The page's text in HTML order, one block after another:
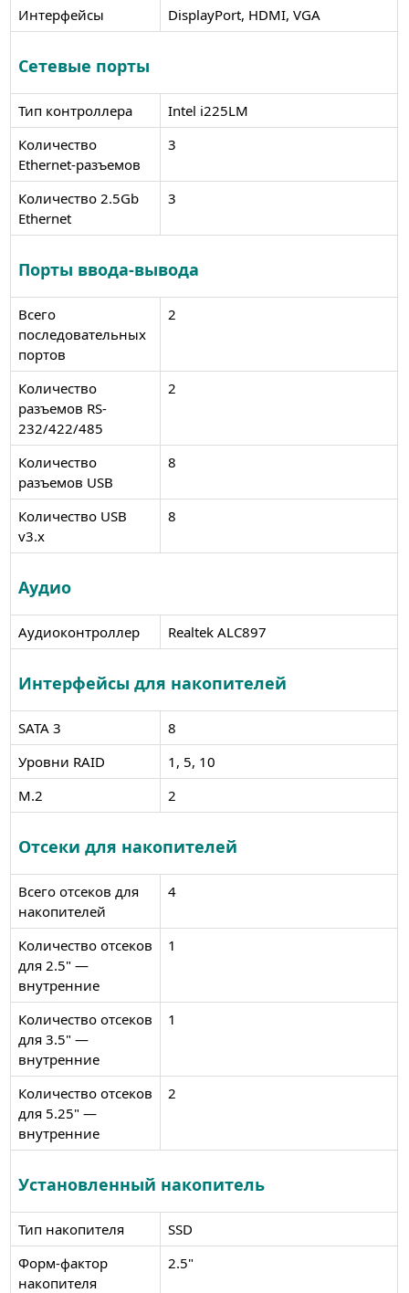
Интерфейсы DisplayPort, HDMI, VGA
Сетевые порты
Тип контроллера
Intel i225LM
Количество
Ethernet-разъемов
3
Количество 2.5Gb
Ethernet
3
Порты ввода-вывода
Всего
последовательных
портов
2
Количество
разъемов RS-
232/422/485
2
Количество
разъемов USB
8
Количество USB
v3.x
8
Аудио
Аудиоконтроллер Realtek ALC897
Интерфейсы для накопителей
SATA 3
8
Уровни RAID
1, 5, 10
M.2
2
Отсеки для накопителей
Всего отсеков для
накопителей
4
Количество отсеков
для 2.5" —
внутренние
1
Количество отсеков
для 3.5" —
внутренние
1
Количество отсеков
для 5.25" —
внутренние
2
Установленный накопитель
Тип накопителя
SSD
Форм-фактор
накопителя
2.5"